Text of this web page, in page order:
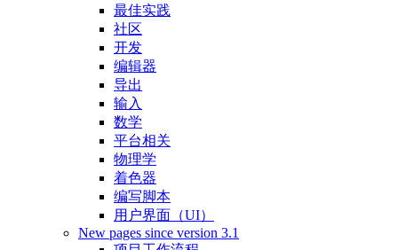
最佳实践
社区
开发
编辑器
导出
输入
数学
平台相关
物理学
着色器
编写脚本
用户界面（UI）
New pages since version 3.1